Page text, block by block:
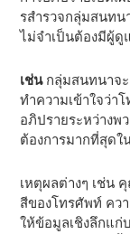
รสํารวจกลุ่มสนทน
ไม่จําเป็นต้องมีผู้ดู
เช่นกลุ่มสนทนาจะ
ทําความเข้าใจว่า
อภิปรายระหว่างพ
ต้องการมากที่สุดใ
เหตุผลต่างๆ เช่น
สีของโทรศัพท์ คว
ให้ข้อมูลเชิงลึกแก่